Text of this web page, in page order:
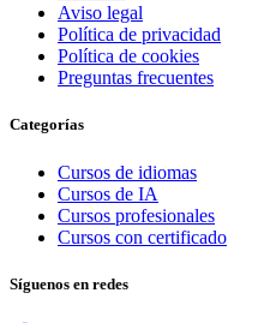
Aviso legal
Política de privacidad
Política de cookies
Preguntas frecuentes
Categorías
Cursos de idiomas
Cursos de IA
Cursos profesionales
Cursos con certificado
Síguenos en redes